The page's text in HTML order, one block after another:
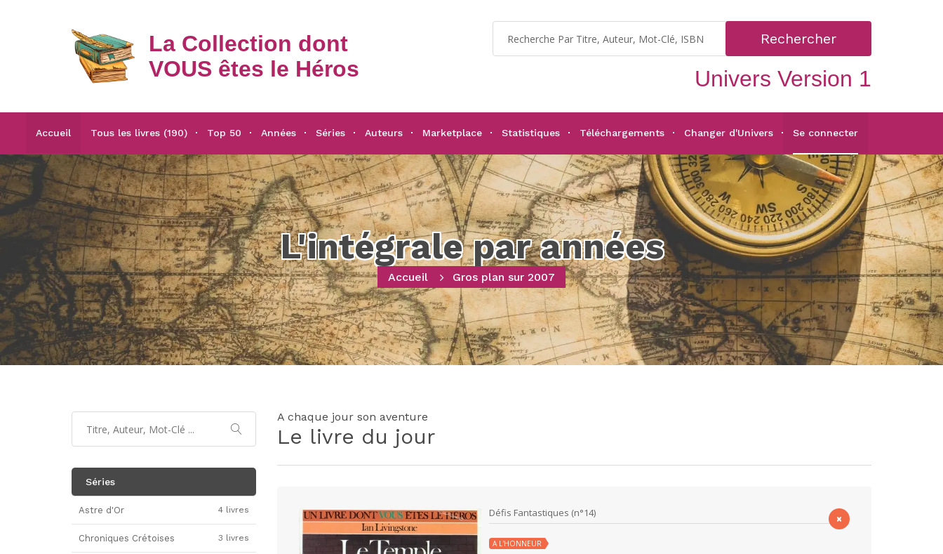
La Collection dont
VOUS êtes le Héros
Rechercher
Univers Version 1
Accueil Tous les livres (190) Top 50 Années Séries Auteurs Marketplace Statistiques Téléchargements Changer d'Univers Se connecter
L'intégrale par années
Accueil Gros plan sur 2007
A chaque jour son aventure
Le livre du jour
×
Défis Fantastiques (n°14)
A L'HONNEUR
Séries
Astre d'Or 4 livres
Chroniques Crétoises 3 livres